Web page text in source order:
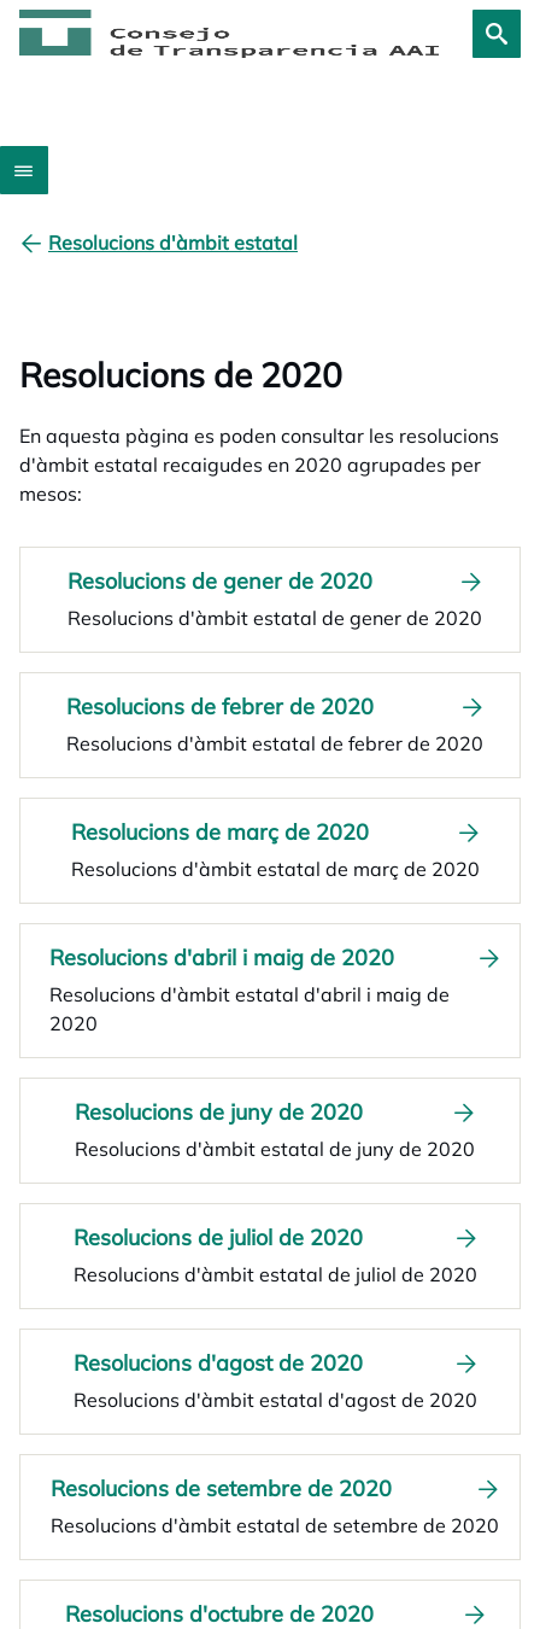
Resolucions d'àmbit estatal
Resolucions de 2020
En aquesta pàgina es poden consultar les resolucions
d'àmbit estatal recaigudes en 2020 agrupades per
mesos:
Resolucions de gener de 2020
Resolucions d'àmbit estatal de gener de 2020
Resolucions de febrer de 2020
Resolucions d'àmbit estatal de febrer de 2020
Resolucions de març de 2020
Resolucions d'àmbit estatal de març de 2020
Resolucions d'abril i maig de 2020
Resolucions d'àmbit estatal d'abril i maig de
2020
Resolucions de juny de 2020
Resolucions d'àmbit estatal de juny de 2020
Resolucions de juliol de 2020
Resolucions d'àmbit estatal de juliol de 2020
Resolucions d'agost de 2020
Resolucions d'àmbit estatal d'agost de 2020
Resolucions de setembre de 2020
Resolucions d'àmbit estatal de setembre de 2020
Resolucions d'octubre de 2020